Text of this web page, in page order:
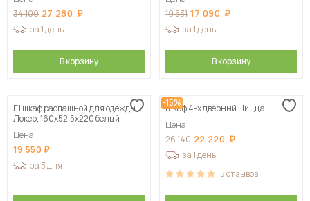
34 100 27 280
за 1 день
В корзину
19 531 17 090
за 1 день
В корзину
Е1 шкаф распашной для одежды
Локер, 160х52,5х220 белый
Цена
19 550
за 3 дня
-15%
Шкаф 4-х дверный Ницца
Цена
26 140 22 220
за 1 день
5отзывов